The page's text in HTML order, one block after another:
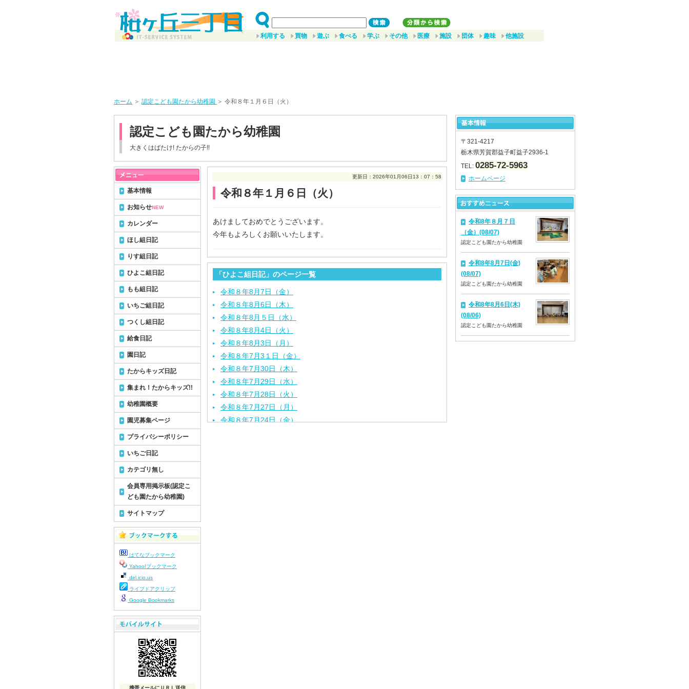
利用する 買物 遊ぶ 食べる 学ぶ その他 医療 施設 団体 趣味 他施設
ホーム ＞ 認定こども園たから幼稚園 ＞ 令和８年１月６日（火）
認定こども園たから幼稚園
大きくはばたけ! たからの子!!
更新日：2026年01月06日13：07：58
令和８年１月６日（火）
あけましておめでとうございます。
今年もよろしくお願いいたします。
「ひよこ組日記」のページ一覧
令和８年8月7日（金）
令和８年8月6日（木）
令和８年8月５日（水）
令和８年8月4日（火）
令和８年8月3日（月）
令和８年7月3１日（金）
令和８年7月30日（木）
令和８年7月29日（水）
令和８年7月28日（火）
令和８年7月27日（月）
令和８年7月24日（金）
基本情報
お知らせNEW
カレンダー
ほし組日記
りす組日記
ひよこ組日記
もも組日記
いちご組日記
つくし組日記
給食日記
園日記
たからキッズ日記
集まれ！たからキッズ!!
幼稚園概要
園児募集ページ
プライバシーポリシー
いちご日記
カテゴリ無し
会員専用掲示板(認定こ
ども園たから幼稚園)
サイトマップ
はてなブックマーク
Yahoo!ブックマーク
del.icio.us
ライブドアクリップ
Google Bookmarks
携帯メールにＵＲＬ送信
〒321-4217
栃木県芳賀郡益子町益子2936-1
TEL: 0285-72-5963
ホームページ
令和8年８月７日
（金）(08/07)
認定こども園たから幼稚園
令和8年8月7日(金)
(08/07)
認定こども園たから幼稚園
令和8年8月6日(木)
(08/06)
認定こども園たから幼稚園